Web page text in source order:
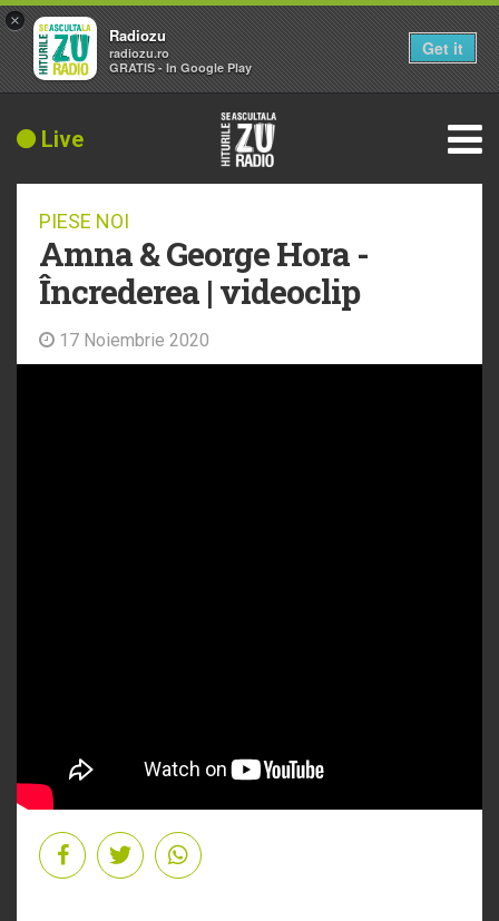
Live
PIESE NOI
Amna & George Hora -
Încrederea | videoclip
17 Noiembrie 2020
×
Radiozu
radiozu.ro
GRATIS - In Google Play
Get it